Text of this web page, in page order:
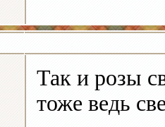
Так и розы
тоже ведь